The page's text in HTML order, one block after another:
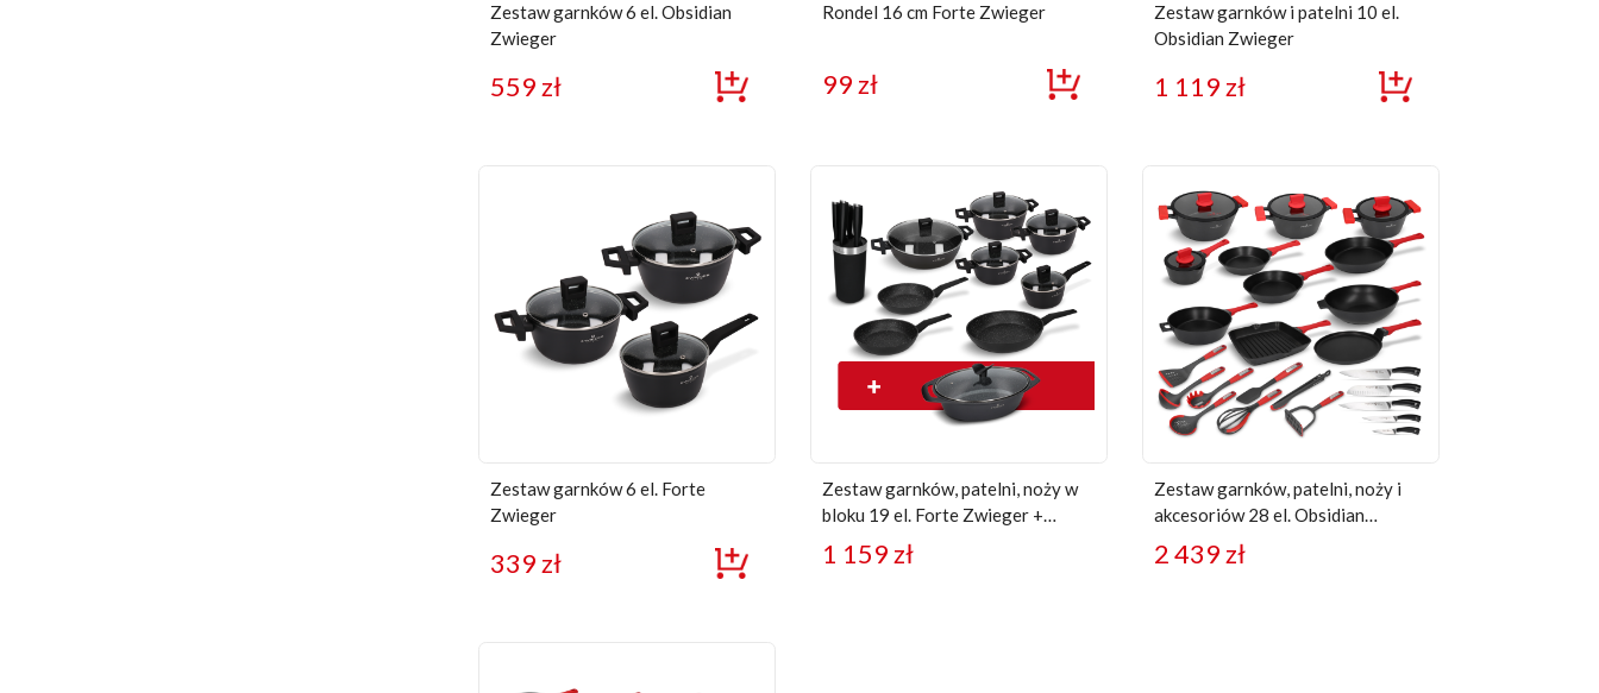
Zestaw garnków 6 el. Obsidian
Zwieger
559zł
Rondel 16 cm Forte Zwieger
99zł
Zestaw garnków i patelni 10 el.
Obsidian Zwieger
1 119zł
Zestaw garnków 6 el. Forte
Zwieger
339zł
Zestaw garnków, patelni, noży w
bloku 19 el. Forte Zwieger +
brytfanna Forte
1 159zł
Zestaw garnków, patelni, noży i
akcesoriów 28 el. Obsidian
Zwieger
2 439zł